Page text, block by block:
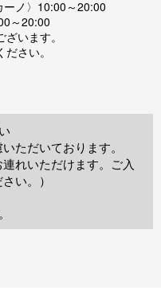
ノ〉10:00～20:00
～20:00
います。
さい。
ただいております。
れいただけます。ご入
い。）